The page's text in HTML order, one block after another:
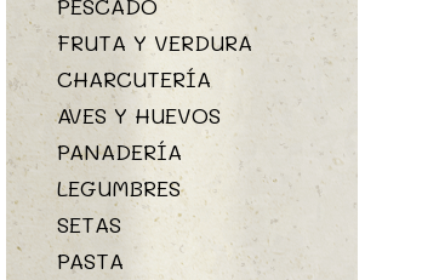
FRUTA Y VERDURA
CHARCUTERÍA
AVES Y HUEVOS
PANADERÍA
LEGUMBRES
SETAS
PASTA